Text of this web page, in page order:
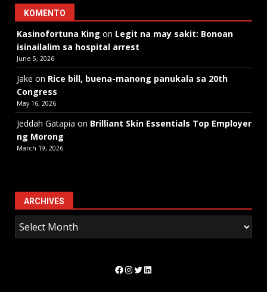
KOMENTO
Kasinofortuna King on Legit na may sakit: Bonoan
isinailalim sa hospital arrest
June 5, 2026
Jake on Rice bill, buena-manong panukala sa 20th
Congress
May 16, 2026
Jeddah Gatapia on Brilliant Skin Essentials Top Employer
ng Morong
March 19, 2026
ARCHIVES
Facebook
Instagram
Twitter
LinkedIn